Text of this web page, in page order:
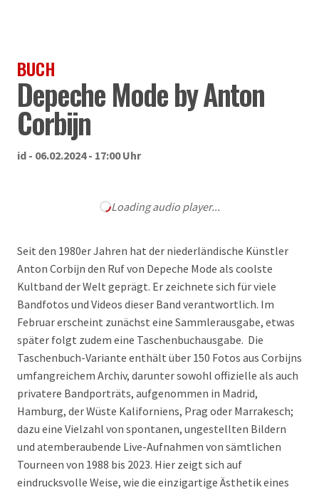
BUCH
Depeche Mode by Anton
Corbijn
id - 06.02.2024 - 17:00 Uhr
Loading audio player...
Seit den 1980er Jahren hat der niederländische Künstler
Anton Corbijn den Ruf von Depeche Mode als coolste
Kultband der Welt geprägt. Er zeichnete sich für viele
Bandfotos und Videos dieser Band verantwortlich. Im
Februar erscheint zunächst eine Sammlerausgabe, etwas
später folgt zudem eine Taschenbuchausgabe. Die
Taschenbuch-Variante enthält über 150 Fotos aus Corbijns
umfangreichem Archiv, darunter sowohl offizielle als auch
privatere Bandporträts, aufgenommen in Madrid,
Hamburg, der Wüste Kaliforniens, Prag oder Marrakesch;
dazu eine Vielzahl von spontanen, ungestellten Bildern
und atemberaubende Live-Aufnahmen von sämtlichen
Tourneen von 1988 bis 2023. Hier zeigt sich auf
eindrucksvolle Weise, wie die einzigartige Ästhetik eines